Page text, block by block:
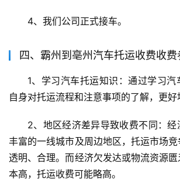
4、我们公司正式接车。
四、霸州到亳州汽车托运收费收费
1、学习汽车托运知识：通过学习汽
自身对托运流程和注意事项的了解，更好
2、地区经济差异导致收费不同：
丰富的一线城市及周边地区，托运市场
透明、合理。而经济欠发达或物流资源
本高，托运收费可能略高。